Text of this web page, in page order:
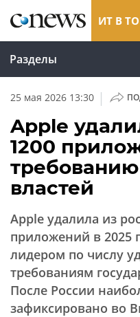
ИТ В
Разделы
25 мая 2026 13:30 |
Apple
1200
властей
Apple удалила из
приложений в 2025
лидером по числу
требованиям
После России
зафиксировано во